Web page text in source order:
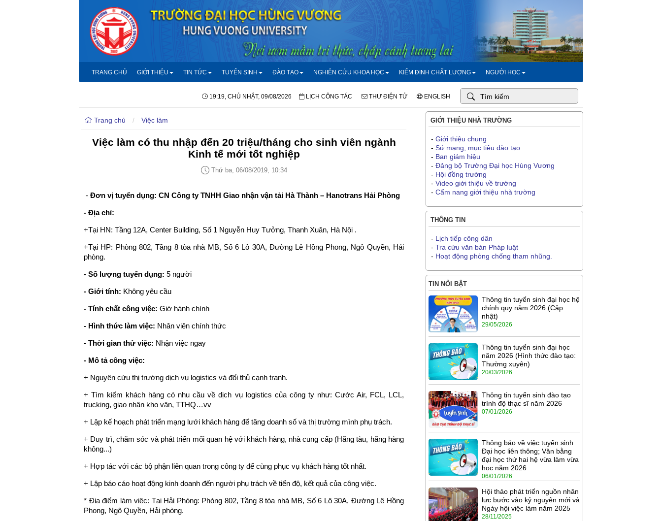
TRANG CHỦ GIỚI THIỆU TIN TỨC TUYỂN SINH ĐÀO TẠO NGHIÊN CỨU KHOA HỌC KIỂM ĐỊNH CHẤT LƯỢNG NGƯỜI HỌC
19:19, CHỦ NHẬT, 09/08/2026 LỊCH CÔNG TÁC THƯ ĐIỆN TỬ ENGLISH
Trang chủ / Việc làm
Việc làm có thu nhập đến 20 triệu/tháng cho sinh viên ngành
Kinh tế mới tốt nghiệp
Thứ ba, 06/08/2019, 10:34
- Đơn vị tuyển dụng: CN Công ty TNHH Giao nhận vận tải Hà Thành – Hanotrans Hải Phòng
- Địa chỉ:
+Tại HN: Tầng 12A, Center Building, Số 1 Nguyễn Huy Tưởng, Thanh Xuân, Hà Nội .
+Tại HP: Phòng 802, Tầng 8 tòa nhà MB, Số 6 Lô 30A, Đường Lê Hồng Phong, Ngô Quyền, Hải
phòng.
- Số lượng tuyển dụng: 5 người
- Giới tính: Không yêu cầu
- Tính chất công việc: Giờ hành chính
- Hình thức làm việc: Nhân viên chính thức
- Thời gian thử việc: Nhận việc ngay
- Mô tả công việc:
+ Nguyên cứu thị trường dịch vụ logistics và đối thủ cạnh tranh.
+ Tìm kiếm khách hàng có nhu cầu về dịch vụ logistics của công ty như: Cước Air, FCL, LCL,
trucking, giao nhận kho vận, TTHQ…vv
+ Lập kế hoạch phát triển mạng lưới khách hàng để tăng doanh số và thị trường mình phụ trách.
+ Duy trì, chăm sóc và phát triển mối quan hệ với khách hàng, nhà cung cấp (Hãng tàu, hãng hàng
không...)
+ Hợp tác với các bộ phận liên quan trong công ty để cùng phục vụ khách hàng tốt nhất.
+ Lập báo cáo hoạt động kinh doanh đến người phụ trách về tiến độ, kết quả của công việc.
* Địa điểm làm việc: Tại Hải Phòng: Phòng 802, Tầng 8 tòa nhà MB, Số 6 Lô 30A, Đường Lê Hồng
Phong, Ngô Quyền, Hải phòng.
GIỚI THIỆU NHÀ TRƯỜNG
- Giới thiệu chung
- Sứ mạng, mục tiêu đào tạo
- Ban giám hiệu
- Đảng bộ Trường Đại học Hùng Vương
- Hội đồng trường
- Video giới thiệu về trường
- Cẩm nang giới thiệu nhà trường
THÔNG TIN
- Lịch tiếp công dân
- Tra cứu văn bản Pháp luật
- Hoạt động phòng chống tham nhũng.
TIN NỔI BẬT
Thông tin tuyển sinh đại học hệ
chính quy năm 2026 (Cập
nhật)
29/05/2026
Thông tin tuyển sinh đại học
năm 2026 (Hình thức đào tạo:
Thường xuyên)
20/03/2026
Thông tin tuyển sinh đào tạo
trình độ thạc sĩ năm 2026
07/01/2026
Thông báo về việc tuyển sinh
Đại học liên thông; Văn bằng
đại học thứ hai hệ vừa làm vừa
học năm 2026
06/01/2026
Hội thảo phát triển nguồn nhân
lực bước vào kỷ nguyên mới và
Ngày hội việc làm năm 2025
28/11/2025